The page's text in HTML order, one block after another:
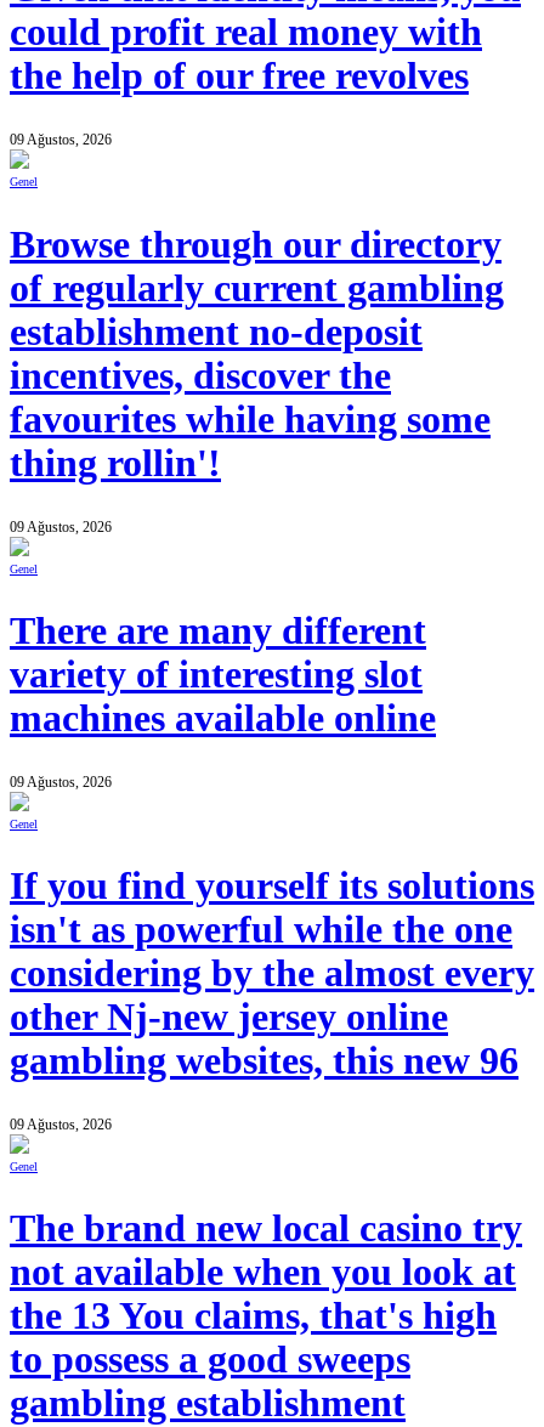
could profit real money with
the help of our free revolves
09 Ağustos, 2026
Genel
Browse through our directory
of regularly current gambling
establishment no-deposit
incentives, discover the
favourites while having some
thing rollin'!
09 Ağustos, 2026
Genel
There are many different
variety of interesting slot
machines available online
09 Ağustos, 2026
Genel
If you find yourself its solutions
isn't as powerful while the one
considering by the almost every
other Nj-new jersey online
gambling websites, this new 96
09 Ağustos, 2026
Genel
The brand new local casino try
not available when you look at
the 13 You claims, that's high
to possess a good sweeps
gambling establishment